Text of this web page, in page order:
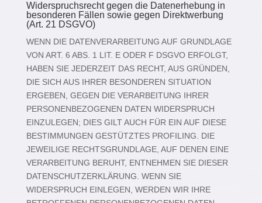
Widerspruchsrecht gegen die Datenerhebung in
besonderen Fällen sowie gegen Direktwerbung
(Art. 21 DSGVO)
WENN DIE DATENVERARBEITUNG AUF GRUNDLAGE
VON ART. 6 ABS. 1 LIT. E ODER F DSGVO ERFOLGT,
HABEN SIE JEDERZEIT DAS RECHT, AUS GRÜNDEN,
DIE SICH AUS IHRER BESONDEREN SITUATION
ERGEBEN, GEGEN DIE VERARBEITUNG IHRER
PERSONENBEZOGENEN DATEN WIDERSPRUCH
EINZULEGEN; DIES GILT AUCH FÜR EIN AUF DIESE
BESTIMMUNGEN GESTÜTZTES PROFILING. DIE
JEWEILIGE RECHTSGRUNDLAGE, AUF DENEN EINE
VERARBEITUNG BERUHT, ENTNEHMEN SIE DIESER
DATENSCHUTZERKLÄRUNG. WENN SIE
WIDERSPRUCH EINLEGEN, WERDEN WIR IHRE